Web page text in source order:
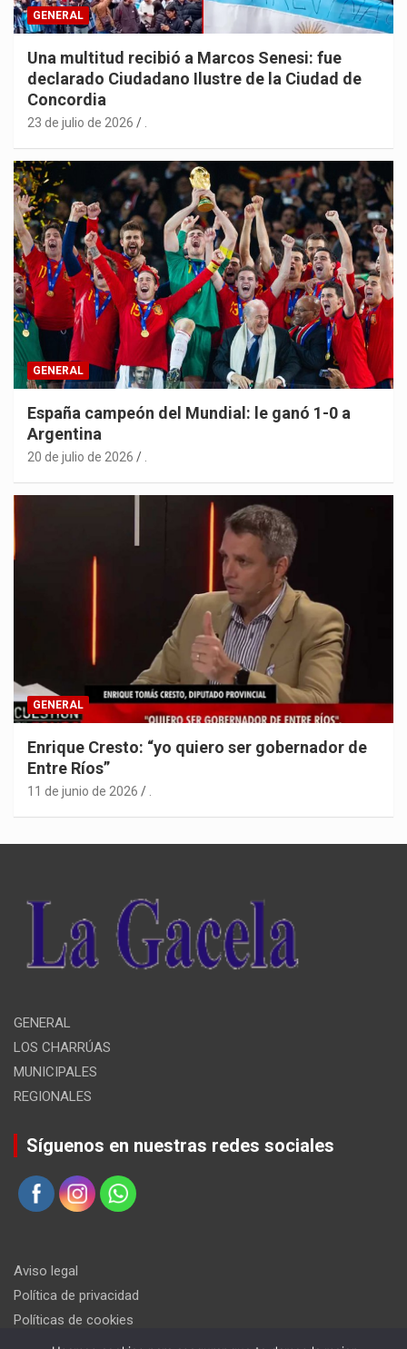
GENERAL
Una multitud recibió a Marcos Senesi: fue
declarado Ciudadano Ilustre de la Ciudad de
Concordia
23 de julio de 2026
GENERAL
España campeón del Mundial: le ganó 1-0 a
Argentina
20 de julio de 2026
GENERAL
Enrique Cresto: “yo quiero ser gobernador de
Entre Ríos”
11 de junio de 2026
GENERAL
LOS CHARRÚAS
MUNICIPALES
REGIONALES
Síguenos en nuestras redes sociales
Aviso legal
Política de privacidad
Políticas de cookies